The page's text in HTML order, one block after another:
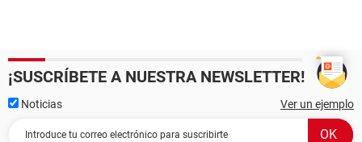
¡SUSCRÍBETE A NUESTRA NEWSLETTER!
Noticias Ver un ejemplo